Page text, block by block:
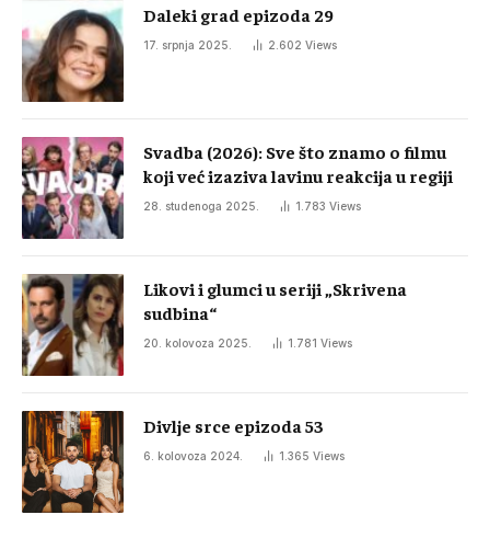
Daleki grad epizoda 29
17. srpnja 2025. 2.602 Views
Svadba (2026): Sve što znamo o filmu
koji već izaziva lavinu reakcija u regiji
28. studenoga 2025. 1.783 Views
Likovi i glumci u seriji „Skrivena
sudbina“
20. kolovoza 2025. 1.781 Views
Divlje srce epizoda 53
6. kolovoza 2024. 1.365 Views